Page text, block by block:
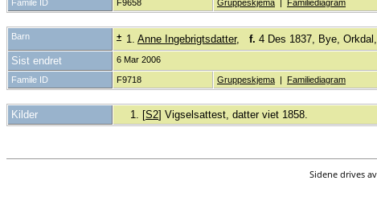
Famile ID
F9658 Gruppeskjema | Familiediagram
Barn + 1. Anne Ingebrigtsdatter, f. 4 Des 1837, Bye,
Sist endret
6 Mar 2006
Famile ID F9718 Gruppeskjema | Familiediagram
Kilder [S2] Vigselsattest, datter viet 1858.
Sidene drives av